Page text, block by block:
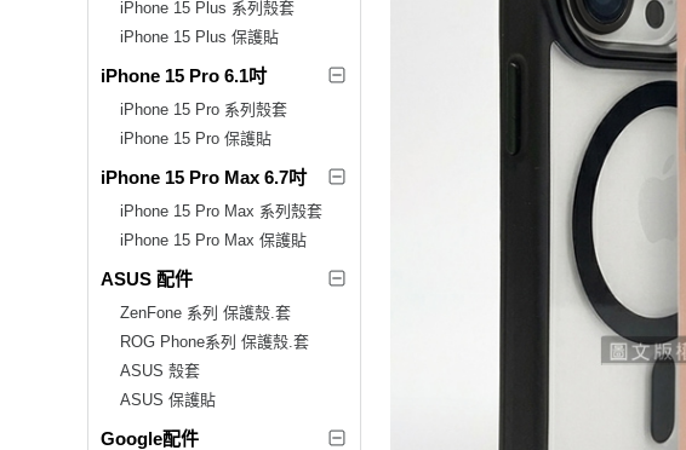
iPhone 15 Plus 系列殼套
iPhone 15 Plus 保護貼
iPhone 15 Pro 6.1吋
iPhone 15 Pro 系列殼套
iPhone 15 Pro 保護貼
iPhone 15 Pro Max 6.7吋
iPhone 15 Pro Max 系列殼套
iPhone 15 Pro Max 保護貼
ASUS 配件
ZenFone 系列 保護殼.套
ROG Phone系列 保護殼.套
ASUS 殼套
ASUS 保護貼
Google配件